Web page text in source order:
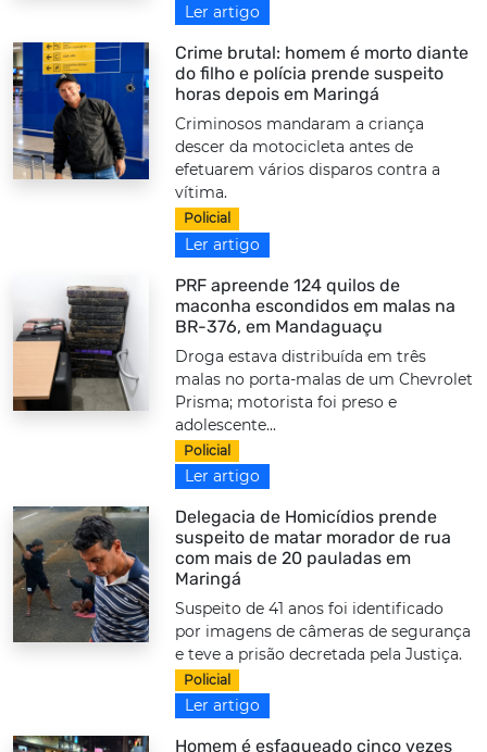
Ler artigo
Crime brutal: homem é morto diante
do filho e polícia prende suspeito
horas depois em Maringá
Criminosos mandaram a criança
descer da motocicleta antes de
efetuarem vários disparos contra a
vítima.
Policial
Ler artigo
PRF apreende 124 quilos de
maconha escondidos em malas na
BR-376, em Mandaguaçu
Droga estava distribuída em três
malas no porta-malas de um Chevrolet
Prisma; motorista foi preso e
adolescente...
Policial
Ler artigo
Delegacia de Homicídios prende
suspeito de matar morador de rua
com mais de 20 pauladas em
Maringá
Suspeito de 41 anos foi identificado
por imagens de câmeras de segurança
e teve a prisão decretada pela Justiça.
Policial
Ler artigo
Homem é esfaqueado cinco vezes